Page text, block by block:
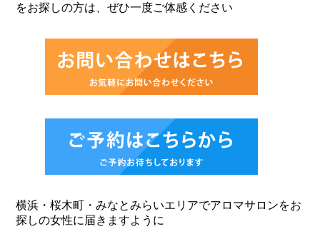
をお探しの方は、ぜひ一度ご体感ください
横浜・桜木町・みなとみらいエリアでアロマサロンをお
探しの女性に届きますように